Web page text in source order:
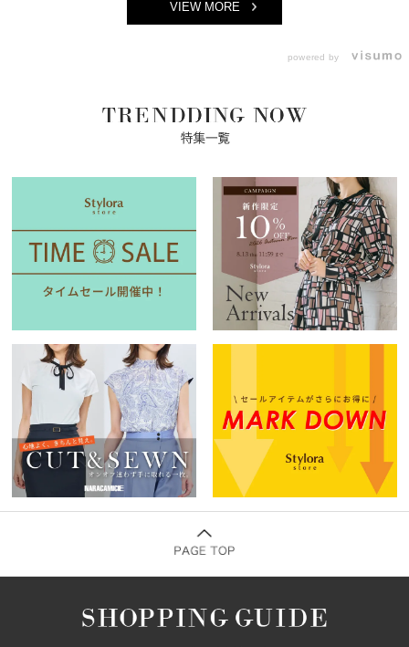
VIEW MORE
powered by